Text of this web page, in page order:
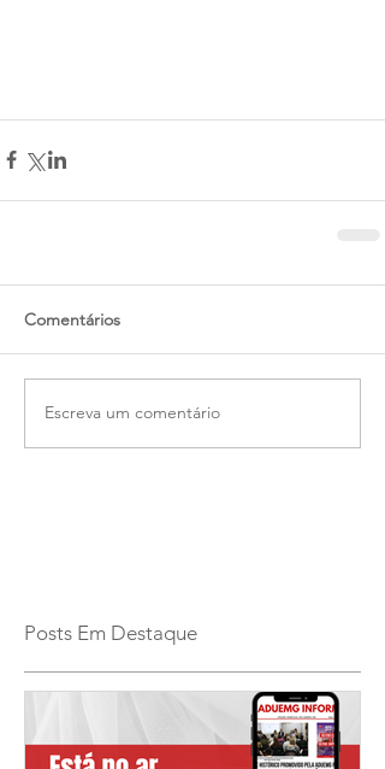
Comentários
Escreva um comentário
Posts Em Destaque